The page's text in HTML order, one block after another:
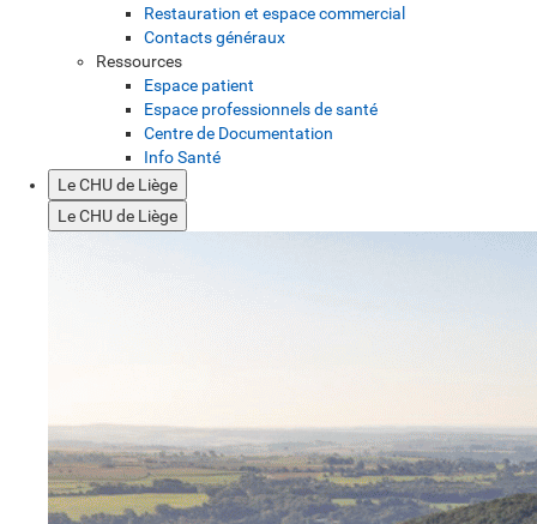
Restauration et espace commercial
Contacts généraux
Ressources
Espace patient
Espace professionnels de santé
Centre de Documentation
Info Santé
Le CHU de Liège
Le CHU de Liège